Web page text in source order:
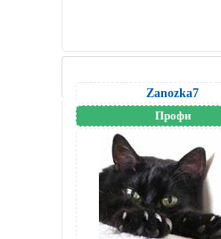
Zanozka7
Профи